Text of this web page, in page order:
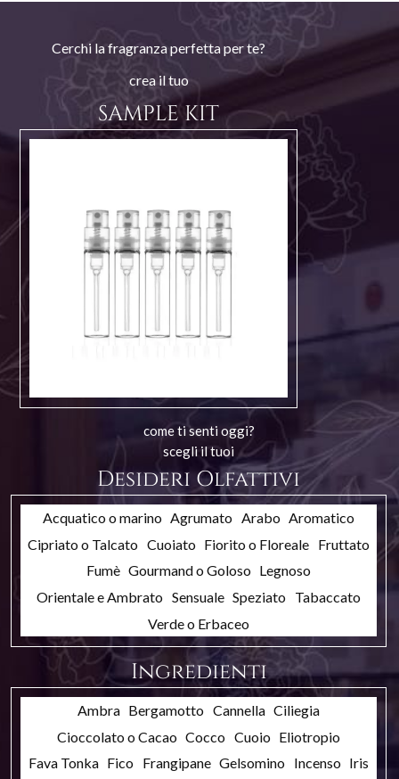
Cerchi la fragranza perfetta per te?
crea il tuo
SAMPLE KIT
come ti senti oggi?
scegli il tuoi
Desideri Olfattivi
Acquatico o marino Agrumato Arabo Aromatico
Cipriato o Talcato Cuoiato Fiorito o Floreale Fruttato
Fumè Gourmand o Goloso Legnoso
Orientale e Ambrato Sensuale Speziato Tabaccato
Verde o Erbaceo
Ingredienti
Ambra Bergamotto Cannella Ciliegia
Cioccolato o Cacao Cocco Cuoio Eliotropio
Fava Tonka Fico Frangipane Gelsomino Incenso Iris